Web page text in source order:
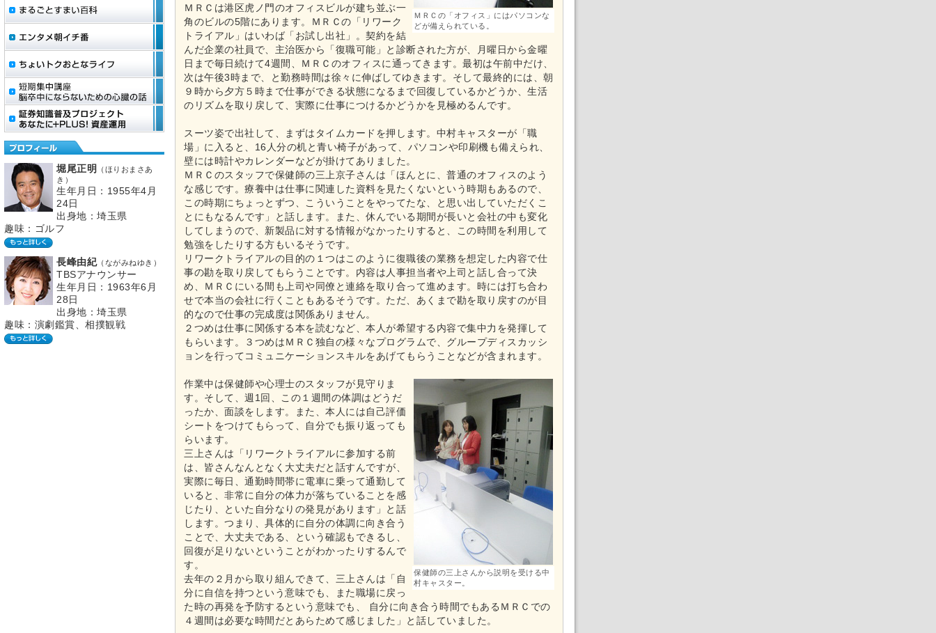
堀尾正明
（ほりおまさあ
き）
生年月日：1955年4月
24日
出身地：埼玉県
趣味：ゴルフ
長峰由紀（ながみねゆき）
TBSアナウンサー
生年月日：1963年6月
28日
出身地：埼玉県
趣味：演劇鑑賞、相撲観戦
ＭＲＣの「オフィス」にはパソコンな
どが備えられている。
ＭＲＣは港区虎ノ門のオフィスビルが建ち並ぶ一
角のビルの5階にあります。ＭＲＣの「リワーク
トライアル」はいわば「お試し出社」。契約を結
んだ企業の社員で、主治医から「復職可能」と診断された方が、月曜日から金曜
日まで毎日続けて4週間、ＭＲＣのオフィスに通ってきます。最初は午前中だけ、
次は午後3時まで、と勤務時間は徐々に伸ばしてゆきます。そして最終的には、朝
９時から夕方５時まで仕事ができる状態になるまで回復しているかどうか、生活
のリズムを取り戻して、実際に仕事につけるかどうかを見極めるんです。
スーツ姿で出社して、まずはタイムカードを押します。中村キャスターが「職
場」に入ると、16人分の机と青い椅子があって、パソコンや印刷機も備えられ、
壁には時計やカレンダーなどが掛けてありました。
ＭＲＣのスタッフで保健師の三上京子さんは「ほんとに、普通のオフィスのよう
な感じです。療養中は仕事に関連した資料を見たくないという時期もあるので、
この時期にちょっとずつ、こういうことをやってたな、と思い出していただくこ
とにもなるんです」と話します。また、休んでいる期間が長いと会社の中も変化
してしまうので、新製品に対する情報がなかったりすると、この時間を利用して
勉強をしたりする方もいるそうです。
リワークトライアルの目的の１つはこのように復職後の業務を想定した内容で仕
事の勘を取り戻してもらうことです。内容は人事担当者や上司と話し合って決
め、ＭＲＣにいる間も上司や同僚と連絡を取り合って進めます。時には打ち合わ
せで本当の会社に行くこともあるそうです。ただ、あくまで勘を取り戻すのが目
的なので仕事の完成度は関係ありません。
２つめは仕事に関係する本を読むなど、本人が希望する内容で集中力を発揮して
もらいます。３つめはＭＲＣ独自の様々なプログラムで、グループディスカッシ
ョンを行ってコミュニケーションスキルをあげてもらうことなどが含まれます。
保健師の三上さんから説明を受ける中
村キャスター。
作業中は保健師や心理士のスタッフが見守りま
す。そして、週1回、この１週間の体調はどうだ
ったか、面談をします。また、本人には自己評価
シートをつけてもらって、自分でも振り返っても
らいます。
三上さんは「リワークトライアルに参加する前
は、皆さんなんとなく大丈夫だと話すんですが、
実際に毎日、通勤時間帯に電車に乗って通勤して
いると、非常に自分の体力が落ちていることを感
じたり、といた自分なりの発見があります」と話
します。つまり、具体的に自分の体調に向き合う
ことで、大丈夫である、という確認もできるし、
回復が足りないということがわかったりするんで
す。
去年の２月から取り組んできて、三上さんは「自
分に自信を持つという意味でも、また職場に戻っ
た時の再発を予防するという意味でも、 自分に向き合う時間でもあるＭＲＣでの
４週間は必要な時間だとあらためて感じました」と話していました。